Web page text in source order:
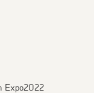
Expo2022